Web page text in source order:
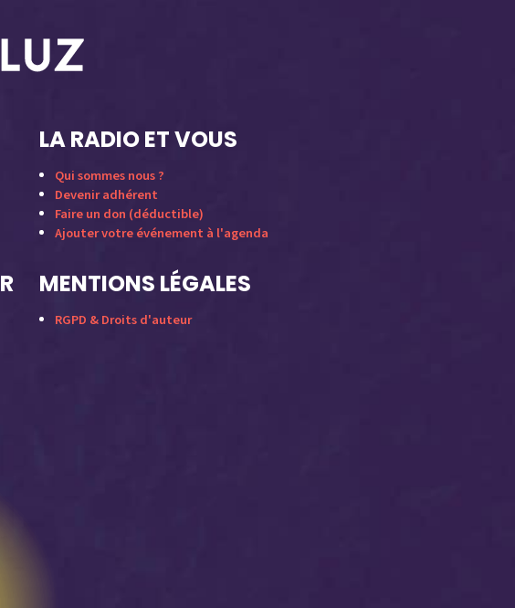
LA RADIO ET VOUS
Qui sommes nous ?
Devenir adhérent
Faire un don (déductible)
Ajouter votre événement à l'agenda
MENTIONS LÉGALES
RGPD & Droits d'auteur